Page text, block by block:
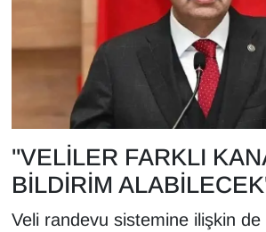
"VELİLER FARKLI
BİLDİRİM
Veli randevu sistemine ilişkin de